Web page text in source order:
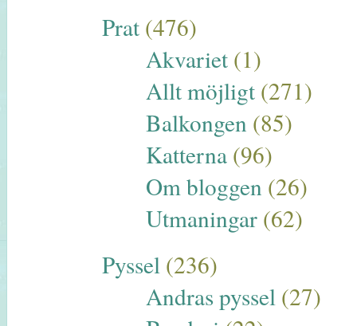
Prat(476)
Akvariet (1)
Allt möjligt (271)
Balkongen (85)
Katterna (96)
Om bloggen (26)
Utmaningar (62)
Pyssel(236)
Andras pyssel (27)